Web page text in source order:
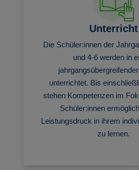
Unterricht
Die Schüler:innen der
und 4-6 werden in
unterrichtet. Bis
stehen Kompetenzen im
Schüler:innen
Leistungsdruck in ihrem
zu lernen.